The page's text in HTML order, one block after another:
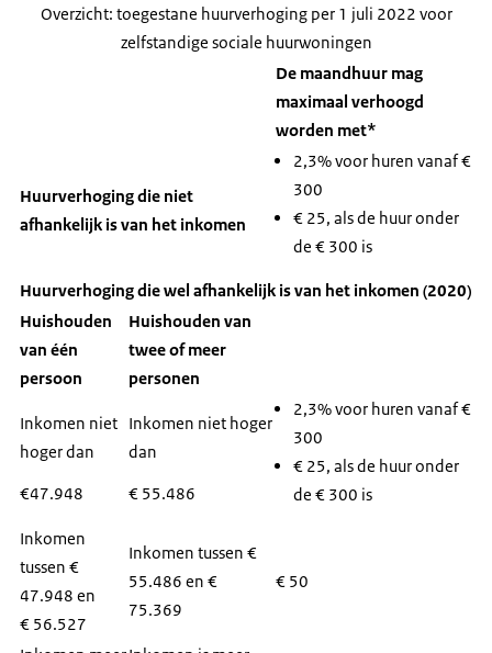
Bijzondere situaties: verhoging huur bij zeer lage huur of hoger
Huurders van een zelfstandige sociale woning kunnen
in twee situaties een hogere huurverhoging krijgen:
Een hogere huurverhoging voor huren die nu lager
zijn dan € 300,- per maand; voor deze woningen is
een huurverhoging van maximaal € 25 toegestaan.
Dat is hoger dan 2,3%. Met deze hogere
huurverhoging kunnen verhuurders zeer lage huren
versneld verhogen. Hierbij speelt de hoogte van het
inkomen van de huurder(s) geen rol. Reden is dat de
verhuurder een huur kan gaan vragen die beter past
bij de kwaliteit van de woning. De huurverhoging is
maatwerk: de verhuurder mag deze huurverhoging
voorstellen maar het is geen verplichting.
Een hogere huurverhoging voor huurders met een
hoger inkomen.
Verhuurders kunnen huurders met een hoog
Overzicht: toegestane huurverhoging per 1 juli 2022 voor
zelfstandige sociale huurwoningen
De maandhuur mag
maximaal verhoogd
worden met*
Huurverhoging die niet
afhankelijk is van het inkomen
2,3% voor huren vanaf €
300
€ 25, als de huur onder
de € 300 is
Huurverhoging die wel afhankelijk is van het inkomen (2020)
Huishouden
van één
persoon
Huishouden van
twee of meer
personen
Inkomen niet
hoger dan
€47.948
Inkomen niet hoger
dan
€ 55.486
2,3% voor huren vanaf €
300
€ 25, als de huur onder
de € 300 is
Inkomen
tussen €
47.948 en
€ 56.527
Inkomen tussen €
55.486 en €
75.369
€ 50